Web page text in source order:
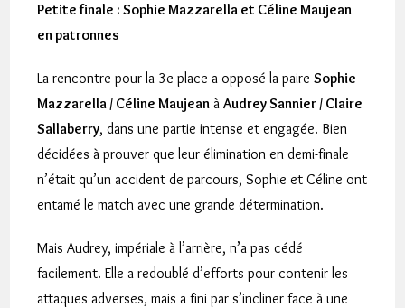
Petite finale : Sophie Mazzarella et Céline Maujean
en patronnes
La rencontre pour la 3e place a opposé la paireSophie
Mazzarella / Céline Maujean àAudrey Sannier / Claire
Sallaberry, dans une partie intense et engagée. Bien
décidées à prouver que leur élimination en demi-finale
n’était qu’un accident de parcours, Sophie et Céline ont
entamé le match avec une grande détermination.
Mais Audrey, impériale à l’arrière, n’a pas cédé
facilement. Elle a redoublé d’efforts pour contenir les
attaques adverses, mais a fini par s’incliner face à une